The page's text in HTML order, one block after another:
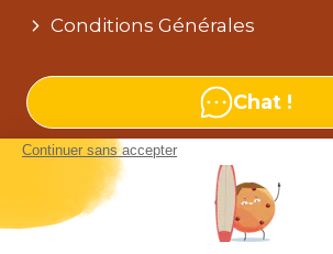
Conditions Générales
Chat !
Nos agences